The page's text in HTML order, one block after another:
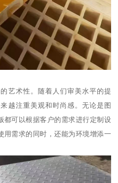
艺术性。随着人们审美水平的提
越注重美观和时尚感。无论是图
都可以根据客户的需求进行定制设
用需求的同时，还能为环境增添一